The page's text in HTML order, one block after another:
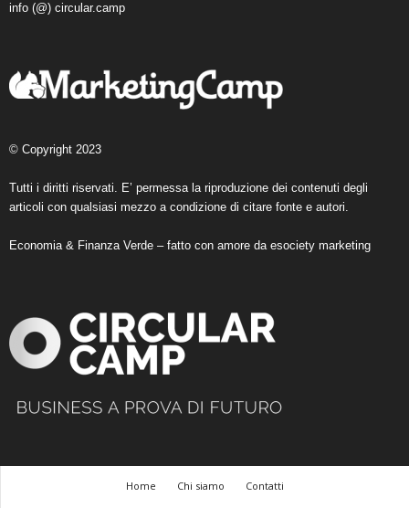
info (@) circular.camp
© Copyright 2023
Tutti i diritti riservati. E’ permessa la riproduzione dei contenuti degli
articoli con qualsiasi mezzo a condizione di citare fonte e autori.
Economia & Finanza Verde – fatto con amore da esociety marketing
Home Chi siamo
Contatti